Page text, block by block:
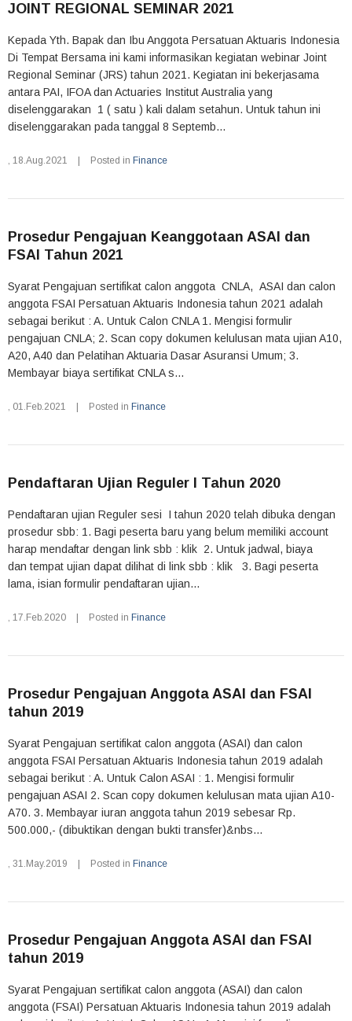
JOINT REGIONAL SEMINAR 2021
Kepada Yth. Bapak dan Ibu Anggota Persatuan Aktuaris Indonesia
Di Tempat Bersama ini kami informasikan kegiatan webinar Joint
Regional Seminar (JRS) tahun 2021. Kegiatan ini bekerjasama
antara PAI, IFOA dan Actuaries Institut Australia yang
diselenggarakan 1 ( satu ) kali dalam setahun. Untuk tahun ini
diselenggarakan pada tanggal 8 Septemb...
, 18.Aug.2021 Posted in Finance
Prosedur Pengajuan Keanggotaan ASAI dan
FSAI Tahun 2021
Syarat Pengajuan sertifikat calon anggota CNLA, ASAI dan calon
anggota FSAI Persatuan Aktuaris Indonesia tahun 2021 adalah
sebagai berikut : A. Untuk Calon CNLA 1. Mengisi formulir
pengajuan CNLA; 2. Scan copy dokumen kelulusan mata ujian A10,
A20, A40 dan Pelatihan Aktuaria Dasar Asuransi Umum; 3.
Membayar biaya sertifikat CNLA s...
, 01.Feb.2021 Posted in Finance
Pendaftaran Ujian Reguler I Tahun 2020
Pendaftaran ujian Reguler sesi I tahun 2020 telah dibuka dengan
prosedur sbb: 1. Bagi peserta baru yang belum memiliki account
harap mendaftar dengan link sbb : klik 2. Untuk jadwal, biaya
dan tempat ujian dapat dilihat di link sbb : klik 3. Bagi peserta
lama, isian formulir pendaftaran ujian...
, 17.Feb.2020 Posted in Finance
Prosedur Pengajuan Anggota ASAI dan FSAI
tahun 2019
Syarat Pengajuan sertifikat calon anggota (ASAI) dan calon
anggota FSAI Persatuan Aktuaris Indonesia tahun 2019 adalah
sebagai berikut : A. Untuk Calon ASAI : 1. Mengisi formulir
pengajuan ASAI 2. Scan copy dokumen kelulusan mata ujian A10-
A70. 3. Membayar iuran anggota tahun 2019 sebesar Rp.
500.000,- (dibuktikan dengan bukti transfer)&nbs...
, 31.May.2019 Posted in Finance
Prosedur Pengajuan Anggota ASAI dan FSAI
tahun 2019
Syarat Pengajuan sertifikat calon anggota (ASAI) dan calon
anggota (FSAI) Persatuan Aktuaris Indonesia tahun 2019 adalah